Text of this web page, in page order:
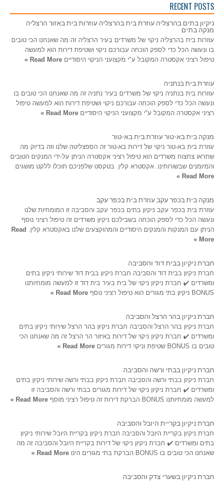
RECENT POSTS
ניקיון בתים בהרצליה עוזרת בית בהרצליה עוזרות בית באזור הרצליה
מנקה בתים
עוזרות בית בהרצליה ניקוי של משרדים בעיר הרצליה זה מה שאנחנו הכי טובים
בו ונעשה הכל כדי לספק הוכחה עבורכם ניקוי ושטיפת דירות הוא למעשה
טיפול רציני אקסטרה המקובל ע"י מקצועני הניקוי היסודיים Read More »
עוזרת בית בנתניה
עוזרות בית בנתניה ניקוי של משרדים בעיר נתניה זה מה שאנחנו הכי טובים בו
ונעשה הכל כדי לספק הוכחה עבורכם ניקוי ושטיפת דירות הוא למעשה טיפול
רציני אקסטרה המקובל ע"י מקצועני הניקוי היסודיים Read More »
מנקה בית בא-טור עוזרת בית בא-טור
עוזרת בית בא-טור ניקוי של דירות בא-טור זה הספצליטה שלנו וזה בדיוק מה
שתראו צחצוח משרדים הוא טיפול רציני אקסטרה הניתן על-ידי המנקים הטובים
והמיומנים שבשורותינו. אקסטרא קלין. בטקסט שלפניכם תוכלו ללקט מושגים
Read More »
מנקה בית בכפר עקב עוזרת בית בכפר עקב
עוזרת בית בכפר עקב ניקיון בתים בכפר עקב והסביבה זו המומחיות שלנו
ונעשה הכל כדי לספק הוכחה בשבילכם ניקיון משרדים זה טיפול רציני נוסף
הניתן עם המנקות והמנקים היסודיים והמהוקצעים שלנו באקסטרא קלין. Read
More »
חברת ניקיון בבית דוד והסביבה
חברת ניקיון בבית דוד והסביבה חברת ניקיון בבית דוד שירותי ניקיון בתים
ומשרדים ✔️ חברת ניקיון ניקוי של בית בעיר בית דוד זו למעשה מומחיותנו
BONUS ניקיון בתי מגורים הוא טיפול רציני נוסף
Read More »
חברת ניקיון בהר הרצל והסביבה
חברת ניקיון בהר הרצל והסביבה חברת ניקיון בהר הרצל שירותי ניקיון בתים
ומשרדים ✔️ חברת ניקיון ניקוי של דירות באיזור הר הרצל זה מה שאנחנו הכי
טובים בו BONUS שטיפת וניקוי דירות מגורים
Read More »
חברת ניקיון בבתי ורשה והסביבה
חברת ניקיון בבתי ורשה והסביבה חברת ניקיון בבתי ורשה שירותי ניקיון בתים
ומשרדים ✔️ חברת ניקיון ניקוי של דירות מגורים בבתי ורשה והסביבה זו
למעשה מומחיותנו BONUS הברקת דירות זה טיפול רציני מוסף
Read More »
חברת ניקיון בקריית היובל והסביבה
חברת ניקיון בקריית היובל והסביבה חברת ניקיון בקריית היובל שירותי ניקיון
בתים ומשרדים ✔️ חברת ניקיון ניקוי של דירות בקריית היובל והסביבה זה מה
שאנחנו הכי טובים בו BONUS הברקת בתי מגורים הינו
Read More »
חברת ניקיון בשערי צדק והסביבה